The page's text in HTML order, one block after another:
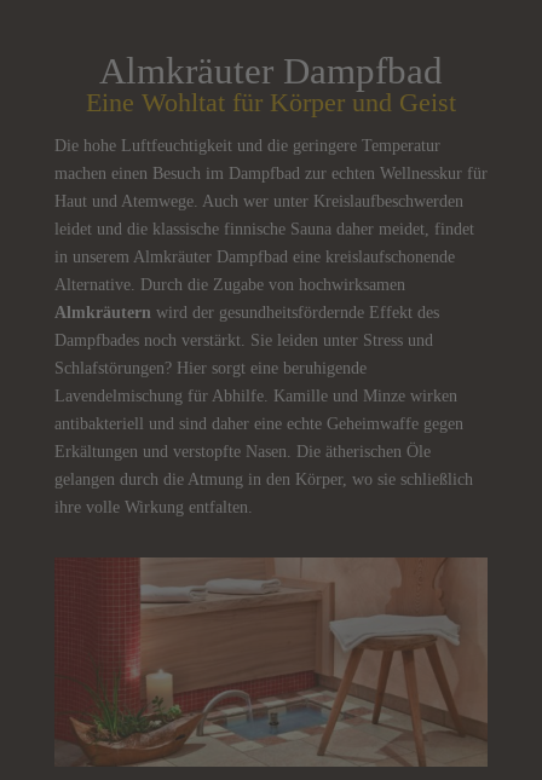
Almkräuter Dampfbad
Eine Wohltat für Körper und Geist
Die hohe Luftfeuchtigkeit und die geringere Temperatur
machen einen Besuch im Dampfbad zur echten Wellnesskur für
Haut und Atemwege. Auch wer unter Kreislaufbeschwerden
leidet und die klassische finnische Sauna daher meidet, findet
in unserem Almkräuter Dampfbad eine kreislaufschonende
Alternative. Durch die Zugabe von hochwirksamen
Almkräutern wird der gesundheitsfördernde Effekt des
Dampfbades noch verstärkt. Sie leiden unter Stress und
Schlafstörungen? Hier sorgt eine beruhigende
Lavendelmischung für Abhilfe. Kamille und Minze wirken
antibakteriell und sind daher eine echte Geheimwaffe gegen
Erkältungen und verstopfte Nasen. Die ätherischen Öle
gelangen durch die Atmung in den Körper, wo sie schließlich
ihre volle Wirkung entfalten.